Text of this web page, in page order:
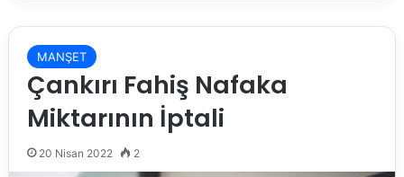
MANŞET
Çankırı Fahiş Nafaka
Miktarının İptali
20 Nisan 2022 2